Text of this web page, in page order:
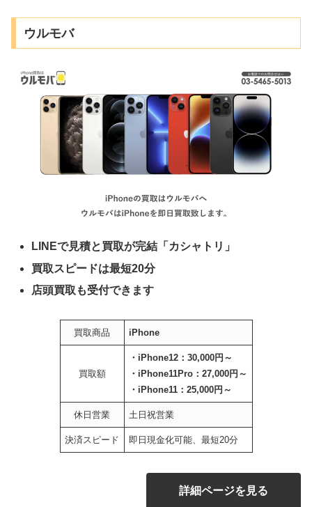
ウルモバ
LINEで見積と買取が完結「カシャトリ」
買取スピードは最短20分
店頭買取も受付できます
買取商品 iPhone
買取額
・iPhone12：30,000円～
・iPhone11Pro：27,000円～
・iPhone11：25,000円～
休日営業 土日祝営業
決済スピード 即日現金化可能、最短20分
詳細ページを見る